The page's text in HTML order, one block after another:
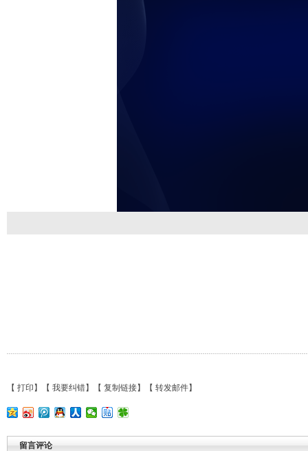
【 打印 】【 我要纠错】【 复制链接】【 转发邮件】
留言评论